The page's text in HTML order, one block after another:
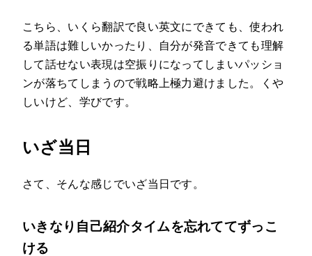
こちら、いくら翻訳で良い英文にできても、使われ
る単語は難しいかったり、自分が発音できても理解
して話せない表現は空振りになってしまいパッショ
ンが落ちてしまうので戦略上極力避けました。くや
しいけど、学びです。
いざ当日
さて、そんな感じでいざ当日です。
いきなり自己紹介タイムを忘れててずっこ
ける